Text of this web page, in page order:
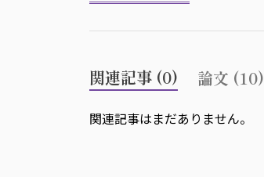
関連記事 (0) 論文 (10)
関連記事はまだありません。